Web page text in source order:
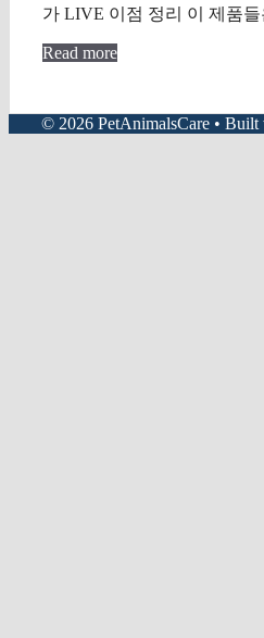
가 LIVE 이점 정리 이 제품
Read more
© 2026 PetAnimalsCare • Built